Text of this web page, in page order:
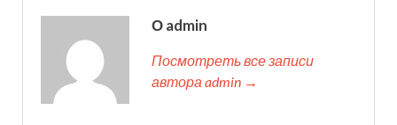
О admin
Посмотреть все записи
автора admin →